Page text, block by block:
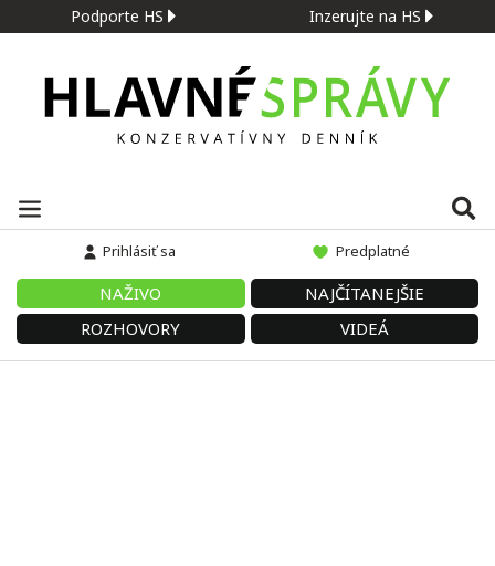
Podporte HS Inzerujte na HS
Prihlásiť sa Predplatné
NAŽIVO
NAJČÍTANEJŠIE
ROZHOVORY
VIDEÁ